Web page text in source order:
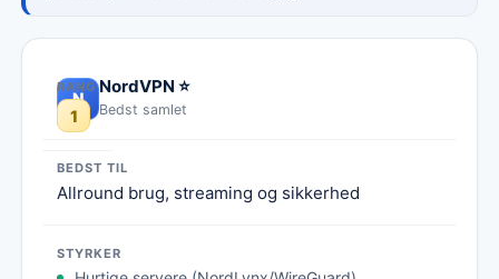
1
N
NordVPN⭐
Bedst samlet
Allround brug, streaming og sikkerhed